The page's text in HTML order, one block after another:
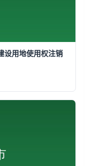
设用地使用权注销